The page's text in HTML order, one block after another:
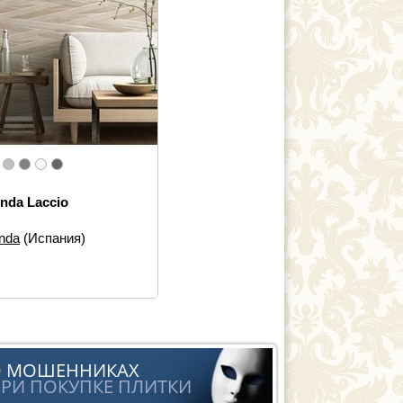
Laccio
32×90
(Испания)
МОШЕННИКАХ
ПОКУПКЕ ПЛИТКИ